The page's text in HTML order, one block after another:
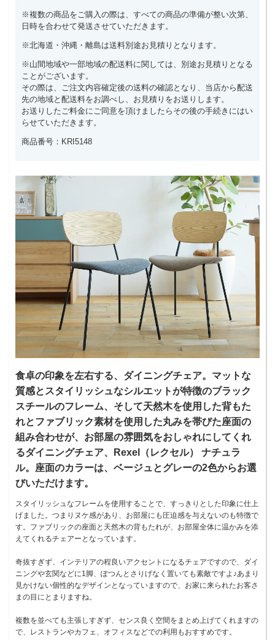
※複数の商品をご購入の際は、すべての商品の準備が整い次第、
日時を合わせて発送させていただきます。
※北海道・沖縄・離島は送料別途お見積りとなります。
※山間地域や一部地域の配送料に関しては、別途お見積りとなる
ことがございます。
その際は、ご注文内容確定後の送料の確認となり、当店から配送
先の地域と配送料をお調べし、お見積りをお送りします。
お送りしたご料金にご同意を頂けましたらその後の手続きにはい
らせていただきます。
商品番号：KRI5148
食卓の印象を左右する、ダイニングチェア。マットな
質感とスタイリッシュなシルエットが特徴のブラック
スチールのフレーム、そして天然木を使用した背もた
れとファブリック素材を使用した丸みを帯びた座面の
組み合わせが、お部屋の雰囲気をおしゃれにしてくれ
るダイニングチェア、Rexel（レクセル） ナチュラ
ル。座面のカラーは、ベージュとグレーの2色からお選
びいただけます。
スタイリッシュなフレームを使用することで、すっきりとした印象に仕上
げました。つまりヌケ感があり、お部屋にも圧迫感を与えないのも特徴で
す。ファブリックの座面と天然木の背もたれが、お部屋全体に温かみを添
えてくれるチェアーとなっています。
奇抜すぎず、インテリアの程良いアクセントになるチェアですので、ダイ
ニングや玄関などに1脚、ぽつんとさりげなく置いても素敵ですよ♪あまり
見かけない個性的なデザインとなっていますので、お家に来られたお客さ
まの目にとまりますね。
複数を並べても主張しすぎず、センス良く空間をまとめ上げてくれますの
で、レストランやカフェ、オフィスなどでの利用もおすすめです。